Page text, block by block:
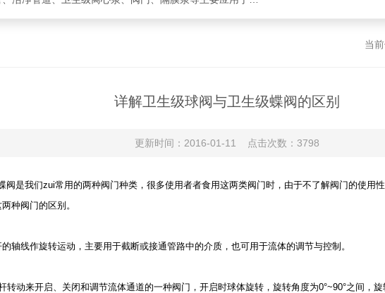
当
详解卫生级球阀与卫生级蝶阀的区别
更新时间：2016-01-11 点击次数：3798
阀是我们zui常用的两种阀门种类，很多使用者者食用这两类阀门时，由于不了解阀门的使用
种阀门的区别。
线作旋转运动，主要用于截断或接通管路中的介质，也可用于流体的调节与控制。
来开启、关闭和调节流体通道的一种阀门，开启时球体旋转，旋转角度为0°~90°之间，旋